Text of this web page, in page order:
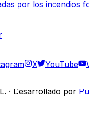
por los incendios
X YouTube
· Desarrollado por